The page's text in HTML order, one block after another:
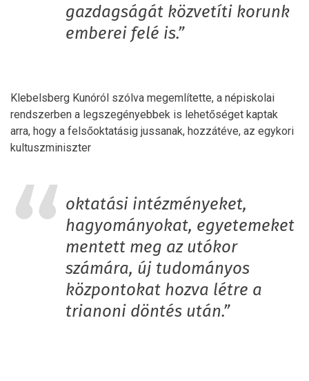
gazdagságát közvetíti korunk
emberei felé is.”
Klebelsberg Kunóról szólva megemlítette, a népiskolai
rendszerben a legszegényebbek is lehetőséget kaptak
arra, hogy a felsőoktatásig jussanak, hozzátéve, az egykori
kultuszminiszter
oktatási intézményeket,
hagyományokat, egyetemeket
mentett meg az utókor
számára, új tudományos
központokat hozva létre a
trianoni döntés után.”